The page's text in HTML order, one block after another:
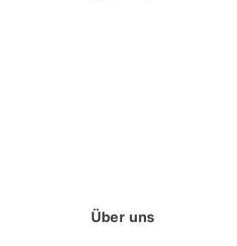
Über uns